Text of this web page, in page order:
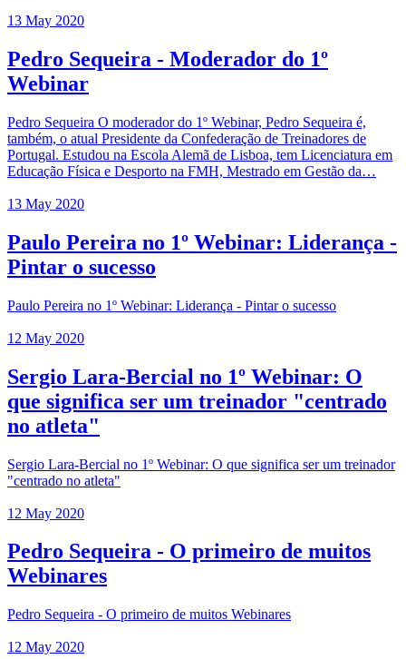
13 May 2020
Pedro Sequeira - Moderador do 1º
Webinar
Pedro Sequeira O moderador do 1º Webinar, Pedro Sequeira é,
também, o atual Presidente da Confederação de Treinadores de
Portugal. Estudou na Escola Alemã de Lisboa, tem Licenciatura em
Educação Física e Desporto na FMH, Mestrado em Gestão da…
13 May 2020
Paulo Pereira no 1º Webinar: Liderança -
Pintar o sucesso
Paulo Pereira no 1º Webinar: Liderança - Pintar o sucesso
12 May 2020
Sergio Lara-Bercial no 1º Webinar: O
que significa ser um treinador "centrado
no atleta"
Sergio Lara-Bercial no 1º Webinar: O que significa ser um treinador
"centrado no atleta"
12 May 2020
Pedro Sequeira - O primeiro de muitos
Webinares
Pedro Sequeira - O primeiro de muitos Webinares
12 May 2020